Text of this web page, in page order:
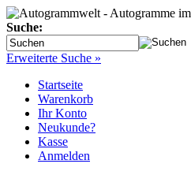
Suche:
Erweiterte Suche »
Startseite
Warenkorb
Ihr Konto
Neukunde?
Kasse
Anmelden